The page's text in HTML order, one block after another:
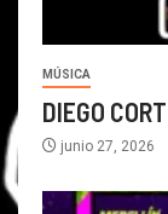
MÚSICA
DIEGO
junio 27, 2026